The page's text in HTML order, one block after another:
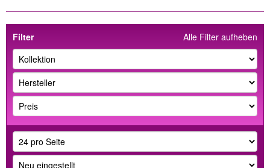
Alle Filter aufheben
Filter